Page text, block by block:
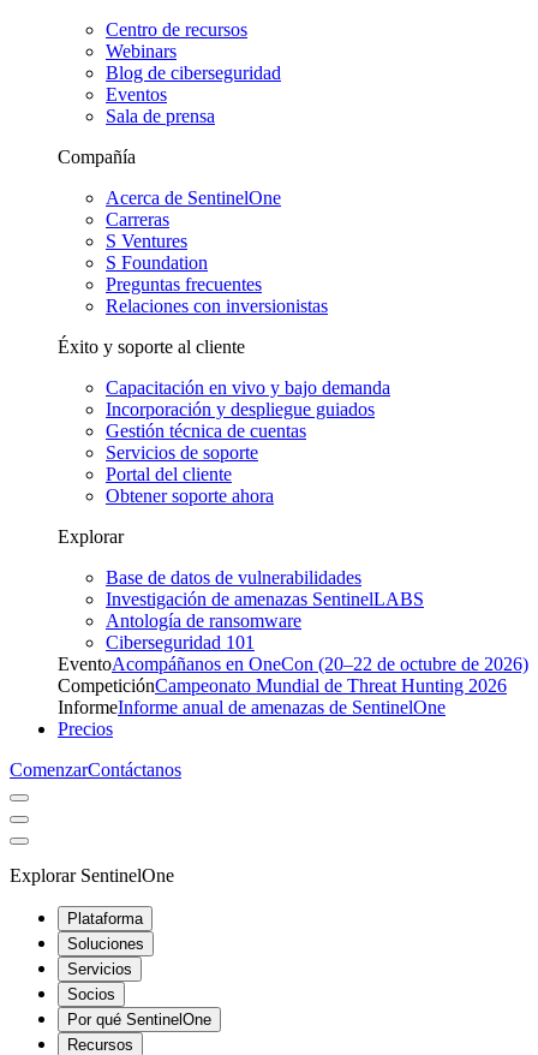
Centro de recursos
Webinars
Blog de ciberseguridad
Eventos
Sala de prensa
Compañía
Acerca de SentinelOne
Carreras
S Ventures
S Foundation
Preguntas frecuentes
Relaciones con inversionistas
Éxito y soporte al cliente
Capacitación en vivo y bajo demanda
Incorporación y despliegue guiados
Gestión técnica de cuentas
Servicios de soporte
Portal del cliente
Obtener soporte ahora
Explorar
Base de datos de vulnerabilidades
Investigación de amenazas SentinelLABS
Antología de ransomware
Ciberseguridad 101
EventoAcompáñanos en OneCon (20–22 de octubre de 2026)
CompeticiónCampeonato Mundial de Threat Hunting 2026
InformeInforme anual de amenazas de SentinelOne
Precios
ComenzarContáctanos
Explorar SentinelOne
Plataforma
Soluciones
Servicios
Socios
Por qué SentinelOne
Recursos